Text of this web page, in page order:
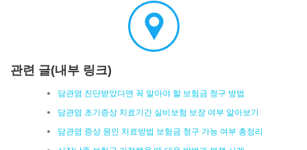
관련 글(내부 링크)
담관염 진단받았다면 꼭 알아야 할 보험금 청구 방법
담관염 초기증상 치료기간 실비보험 보장 여부 알아보기
담관염 증상 원인 치료방법 보험금 청구 가능 여부 총정리